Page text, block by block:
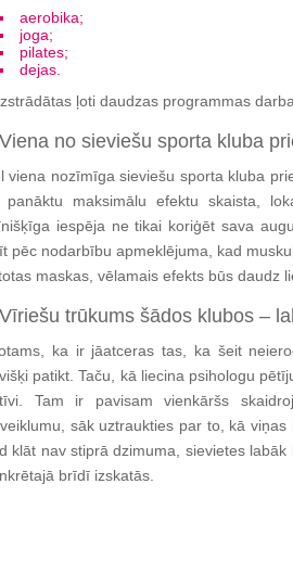
aerobika;
joga;
pilates;
dejas.
ļoti daudzas programmas
Viena no sieviešu sporta kluba
viena nozīmīga sieviešu sporta kluba
panāktu maksimālu efektu skaista,
iespēja ne tikai koriģēt sava
pēc nodarbību apmeklējuma, kad
maskas, vēlamais efekts būs daudz
Vīriešu trūkums šādos klubos –
ka ir jāatceras tas, ka šeit
patikt. Taču, kā liecina psihologu
Tam ir pavisam vienkāršs
sāk uztraukties par to, kā
klāt nav stiprā dzimuma, sievietes
brīdī izskatās.